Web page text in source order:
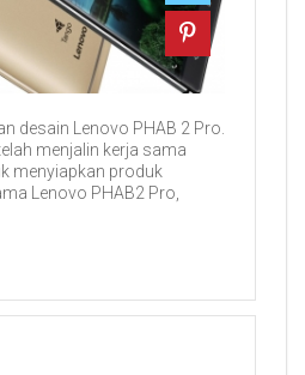
desain Lenovo PHAB 2 Pro.
menjalin kerja sama
menyiapkan produk
Lenovo PHAB2 Pro,